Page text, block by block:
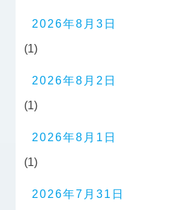
2026年8月3日
(1)
2026年8月2日
(1)
2026年8月1日
(1)
2026年7月31日